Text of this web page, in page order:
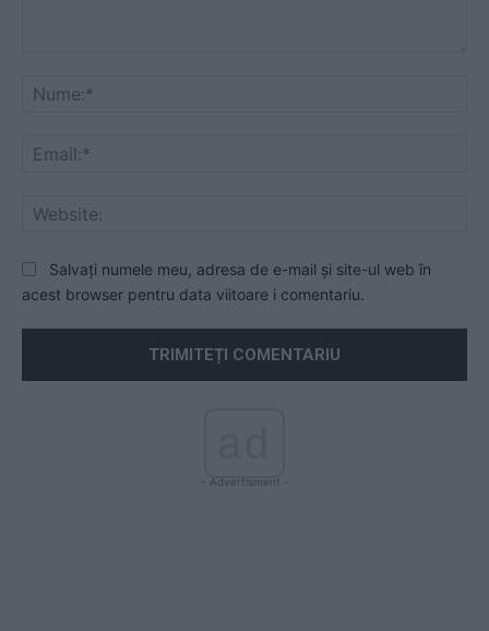
Salvați numele meu, adresa de e-mail și site-ul web în
acest browser pentru data viitoare i comentariu.
- Advertisment -